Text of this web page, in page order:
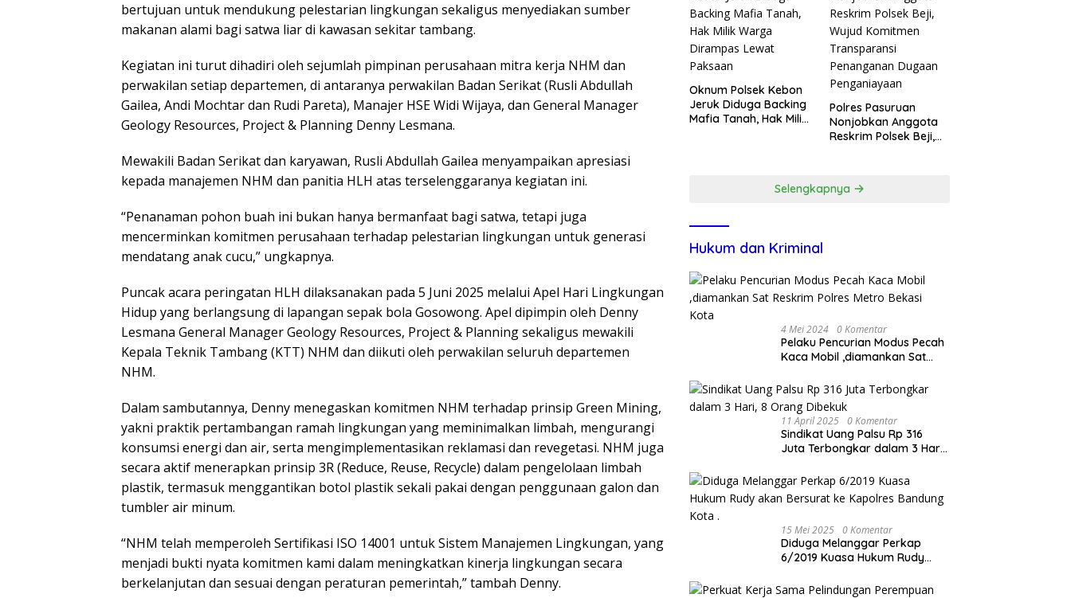
bertujuan untuk mendukung pelestarian lingkungan sekaligus menyediakan sumber
makanan alami bagi satwa liar di kawasan sekitar tambang.
Kegiatan ini turut dihadiri oleh sejumlah pimpinan perusahaan mitra kerja NHM dan
perwakilan setiap departemen, di antaranya perwakilan Badan Serikat (Rusli Abdullah
Gailea, Andi Mochtar dan Rudi Pareta), Manajer HSE Widi Wijaya, dan General Manager
Geology Resources, Project & Planning Denny Lesmana.
Mewakili Badan Serikat dan karyawan, Rusli Abdullah Gailea menyampaikan apresiasi
kepada manajemen NHM dan panitia HLH atas terselenggaranya kegiatan ini.
“Penanaman pohon buah ini bukan hanya bermanfaat bagi satwa, tetapi juga
mencerminkan komitmen perusahaan terhadap pelestarian lingkungan untuk generasi
mendatang anak cucu,” ungkapnya.
Puncak acara peringatan HLH dilaksanakan pada 5 Juni 2025 melalui Apel Hari Lingkungan
Hidup yang berlangsung di lapangan sepak bola Gosowong. Apel dipimpin oleh Denny
Lesmana General Manager Geology Resources, Project & Planning sekaligus mewakili
Kepala Teknik Tambang (KTT) NHM dan diikuti oleh perwakilan seluruh departemen
NHM.
Dalam sambutannya, Denny menegaskan komitmen NHM terhadap prinsip Green Mining,
yakni praktik pertambangan ramah lingkungan yang meminimalkan limbah, mengurangi
konsumsi energi dan air, serta mengimplementasikan reklamasi dan revegetasi. NHM juga
secara aktif menerapkan prinsip 3R (Reduce, Reuse, Recycle) dalam pengelolaan limbah
plastik, termasuk menggantikan botol plastik sekali pakai dengan penggunaan galon dan
tumbler air minum.
“NHM telah memperoleh Sertifikasi ISO 14001 untuk Sistem Manajemen Lingkungan, yang
menjadi bukti nyata komitmen kami dalam meningkatkan kinerja lingkungan secara
berkelanjutan dan sesuai dengan peraturan pemerintah,” tambah Denny.
Oknum Polsek Kebon
Jeruk Diduga Backing
Mafia Tanah, Hak Milik
Polres Pasuruan
Nonjobkan Anggota
Reskrim Polsek Beji,
Penganiayaan
Selengkapnya
Hukum dan Kriminal
4 Mei 2024 0 Komentar
Pelaku Pencurian Modus Pecah
Kaca Mobil ,diamankan Sat
Kota
11 April 2025 0 Komentar
Sindikat Uang Palsu Rp 316
Juta Terbongkar dalam 3 Hari,
15 Mei 2025 0 Komentar
Diduga Melanggar Perkap
6/2019 Kuasa Hukum Rudy
Bandung Kota .